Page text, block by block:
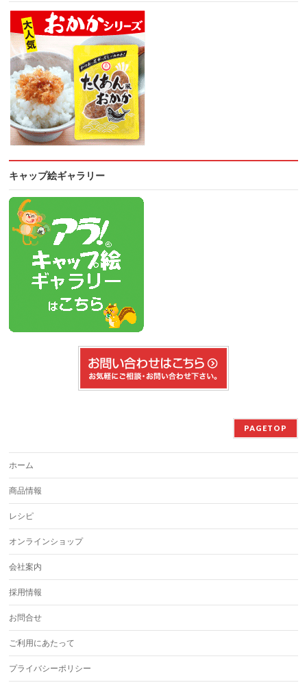
キャップ絵ギャラリー
PAGETOP
ホーム
商品情報
レシピ
オンラインショップ
会社案内
採用情報
お問合せ
ご利用にあたって
プライバシーポリシー